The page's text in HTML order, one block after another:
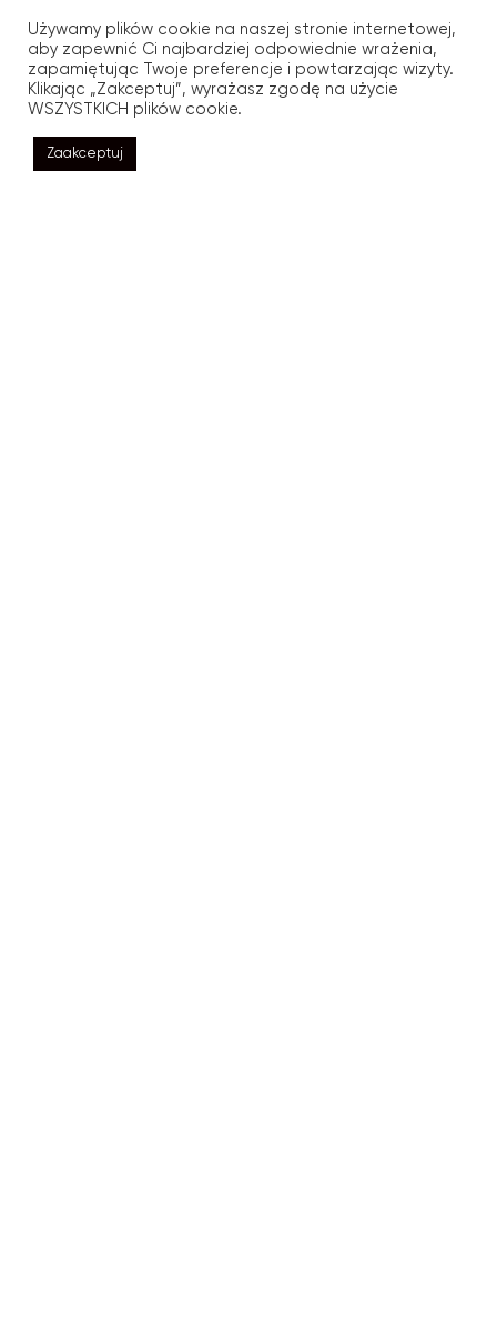
Używamy plików cookie na naszej stronie internetowej,
aby zapewnić Ci najbardziej odpowiednie wrażenia,
zapamiętując Twoje preferencje i powtarzając wizyty.
Klikając „Zakceptuj”, wyrażasz zgodę na użycie
WSZYSTKICH plików cookie.
Zaakceptuj